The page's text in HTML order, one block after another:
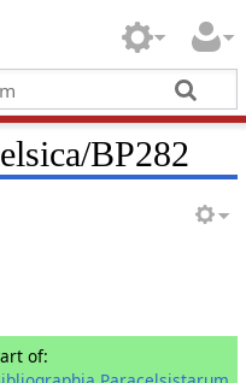
BP282
of: